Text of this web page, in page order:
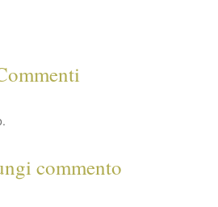
commento